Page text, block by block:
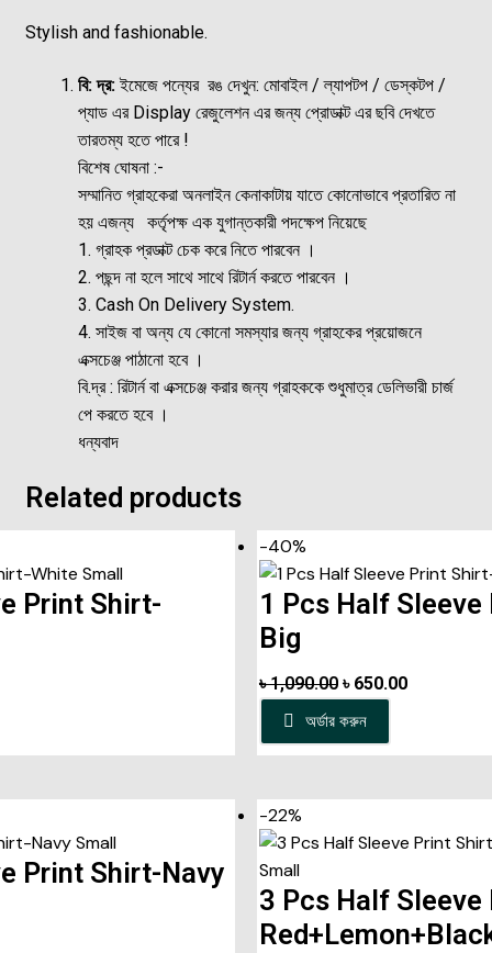
Stylish and fashionable.
বি: দ্র:ইমেজে পন্যের রঙ দেখুন: মোবাইল / ল্যাপটপ / ডেস্কটপ /
প্যাড এর Display রেজুলেশন এর জন্য প্রোডাক্ট এর ছবি দেখতে
তারতম্য হতে পারে !
বিশেষ ঘোষনা :-
সম্মানিত গ্রাহকেরা অনলাইন কেনাকাটায় যাতে কোনোভাবে প্রতারিত না
হয় এজন্য কর্তৃপক্ষ এক যুগান্তকারী পদক্ষেপ নিয়েছে
1. গ্রাহক প্রডাক্ট চেক করে নিতে পারবেন ।
2. পছন্দ না হলে সাথে সাথে রিটার্ন করতে পারবেন ।
3. Cash On Delivery System.
4. সাইজ বা অন্য যে কোনো সমস্যার জন্য গ্রাহকের প্রয়োজনে
এক্সচেঞ্জ পাঠানো হবে ।
বি.দ্র : রিটার্ন বা এক্সচেঞ্জ করার জন্য গ্রাহককে শুধুমাত্র ডেলিভারী চার্জ
পে করতে হবে ।
ধন্যবাদ
Related products
Print Shirt-
-40%
1 Pcs Half
Big
৳1,090.00 ৳ 650.00
অর্ডার করুন
Print Shirt-Navy
-22%
3 Pcs Half